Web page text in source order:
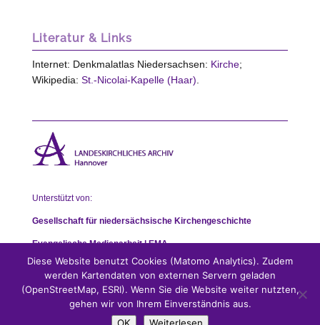
Literatur & Links
Internet: Denkmalatlas Niedersachsen: Kirche;
Wikipedia: St.-Nicolai-Kapelle (Haar)
Unterstützt von:
Gesellschaft für niedersächsische Kirchengeschichte
Evangelische Medienarbeit | EMA
Diese Website benutzt Cookies (Matomo Analytics). Zudem
werden Kartendaten von externen Servern geladen
(OpenStreetMap, ESRI). Wenn Sie die Website weiter nutzten,
gehen wir von Ihrem Einverständnis aus.